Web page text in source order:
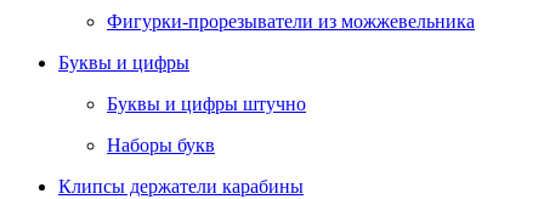
Фигурки-прорезыватели из можжевельника
Буквы и цифры
Буквы и цифры штучно
Наборы букв
Клипсы держатели карабины